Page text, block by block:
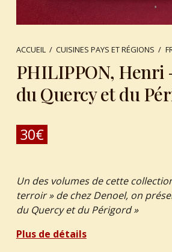
ACCUEIL / CUISINES PAYS ET RÉGIONS /
PHILIPPON, Henri
du Quercy et du
30€
Un des volumes de cette
terroir » de chez Denoel, on
du Quercy et du Périgord »
Plus de détails